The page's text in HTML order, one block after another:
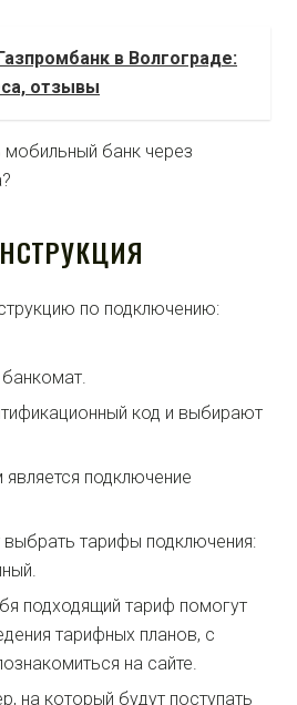
в Волгограде:
отзывы
мобильный банк через
по подключению:
код и выбирают
подключение
тарифы подключения:
подходящий тариф помогут
тарифных планов, с
на сайте.
на который будут поступать